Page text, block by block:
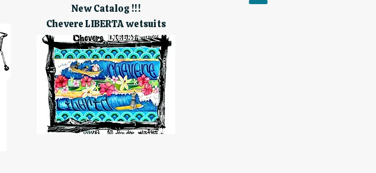
New Catalog !!!
Chevere LIBERTA wetsuits